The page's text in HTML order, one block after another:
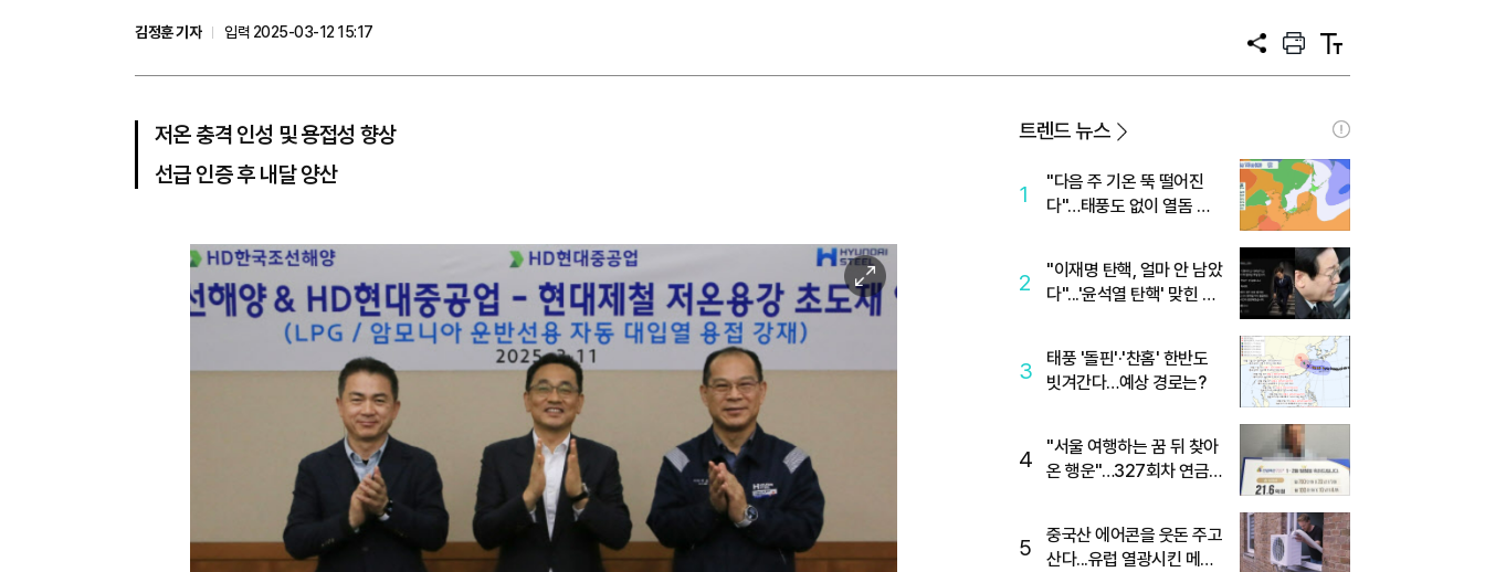
김정훈 기자
입력 2025-03-12 15:17
공
프
트
텍
트
저온 충격 인성 및 용접성 향상
선급 인증 후 내달 양산
이
미
확
트렌드 뉴스
1
"다음 주 기온 뚝 떨어진
다"…태풍도 없이 열돔 박
2
"이재명 탄핵, 얼마 안 남았
다"...'윤석열 탄핵' 맞힌 무
3
태풍 '돌핀'·'찬홈' 한반도
빗겨간다…예상 경로는?
4
"서울 여행하는 꿈 뒤 찾아
온 행운"…327회차 연금
5
중국산 에어콘을 웃돈 주고
산다...유럽 열광시킨 메이